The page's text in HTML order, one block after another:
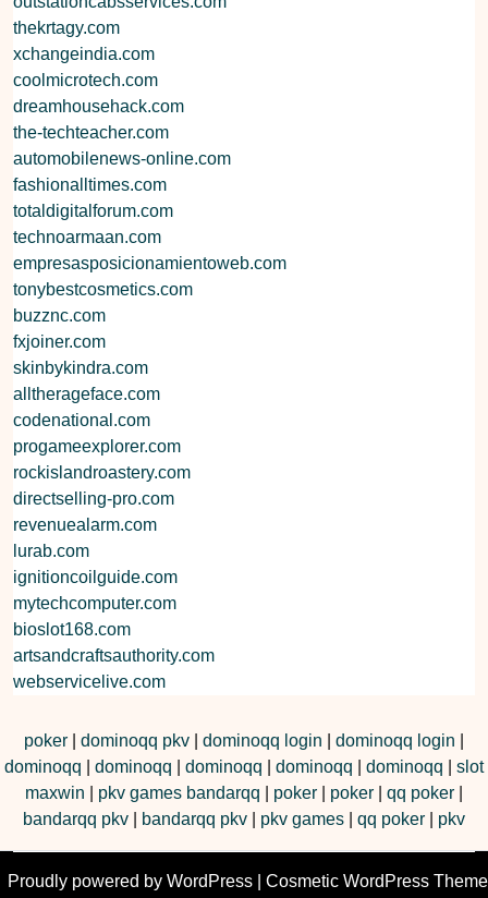
thekrtagy.com
xchangeindia.com
coolmicrotech.com
dreamhousehack.com
the-techteacher.com
automobilenews-online.com
fashionalltimes.com
totaldigitalforum.com
technoarmaan.com
empresasposicionamientoweb.com
tonybestcosmetics.com
buzznc.com
fxjoiner.com
skinbykindra.com
alltherageface.com
codenational.com
progameexplorer.com
rockislandroastery.com
directselling-pro.com
revenuealarm.com
lurab.com
ignitioncoilguide.com
mytechcomputer.com
bioslot168.com
artsandcraftsauthority.com
webservicelive.com
poker dominoqq pkv dominoqq login dominoqq login
dominoqq
dominoqq dominoqq dominoqq dominoqq
slot
maxwin
pkv games bandarqq poker poker qq poker
bandarqq pkv
bandarqq pkv pkv games qq poker pkv
Proudly powered by WordPress
Cosmetic WordPress Theme